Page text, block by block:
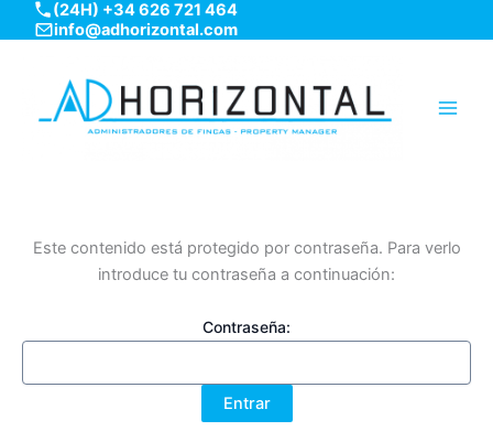
al
(24H) +34 626 721 464
info@adhorizontal.com
Este contenido está protegido por contraseña. Para verlo
introduce tu contraseña a continuación:
Contraseña: